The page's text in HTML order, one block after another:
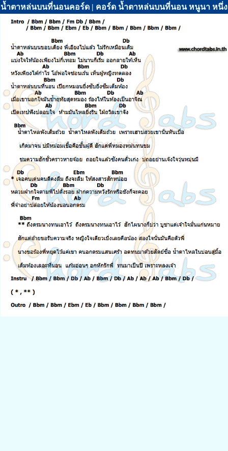
น้ำตาหล่นบนที่นอนคอร์ด | คอร์ด น้ำตาหล่นบนที่นอน หนูนา หนึ่